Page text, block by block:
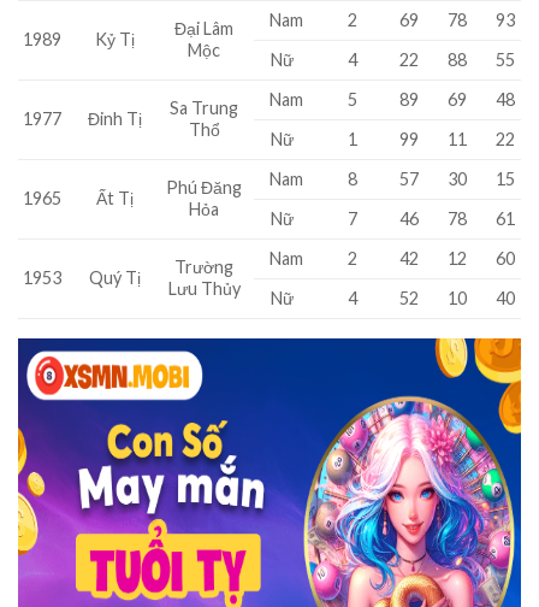
1989 Kỷ Tị
Đại Lâm
Mộc
Nam 2 69 78
93
Nữ
4 22 88 55
1977 Đinh Tị
Sa Trung
Thổ
Nam 5 89 69
48
Nữ
1 99 11 22
1965 Ất Tị
Phú Đăng
Hỏa
Nam 8 57 30
15
Nữ
7 46 78 61
1953 Quý Tị
Trường
Lưu Thủy
Nam 2 42 12
60
Nữ
4 52 10 40